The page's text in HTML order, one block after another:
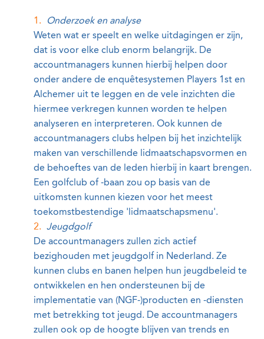
Onderzoek en analyse
Weten wat er speelt en welke uitdagingen er zijn,
dat is voor elke club enorm belangrijk. De
accountmanagers kunnen hierbij helpen door
onder andere de enquêtesystemen Players 1st en
Alchemer uit te leggen en de vele inzichten die
hiermee verkregen kunnen worden te helpen
analyseren en interpreteren. Ook kunnen de
accountmanagers clubs helpen bij het inzichtelijk
maken van verschillende lidmaatschapsvormen en
de behoeftes van de leden hierbij in kaart brengen.
Een golfclub of -baan zou op basis van de
uitkomsten kunnen kiezen voor het meest
toekomstbestendige 'lidmaatschapsmenu'.
Jeugdgolf
De accountmanagers zullen zich actief
bezighouden met jeugdgolf in Nederland. Ze
kunnen clubs en banen helpen hun jeugdbeleid te
ontwikkelen en hen ondersteunen bij de
implementatie van (NGF-)producten en -diensten
met betrekking tot jeugd. De accountmanagers
zullen ook op de hoogte blijven van trends en